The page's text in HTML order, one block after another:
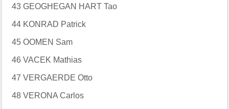
43 GEOGHEGAN HART Tao
44 KONRAD Patrick
45 OOMEN Sam
46 VACEK Mathias
47 VERGAERDE Otto
48 VERONA Carlos